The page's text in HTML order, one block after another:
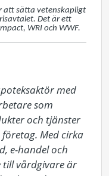
att sätta vetenskapligt
Det är ett
WRI och WWF.
med
som
och tjänster
Med cirka
e-handel och
till vårdgivare är